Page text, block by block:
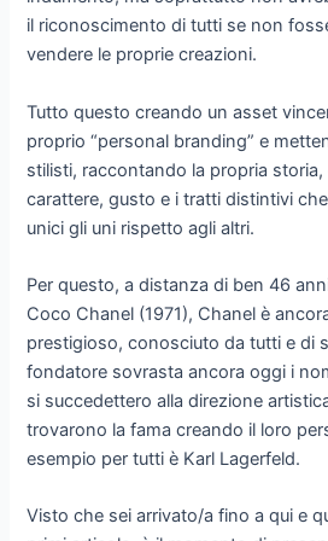
il riconoscimento di tutti se non
vendere le proprie creazioni.
Tutto questo creando un asset
proprio “personal branding” e
stilisti, raccontando la propria
carattere, gusto e i tratti distintivi
unici gli uni rispetto agli altri.
Per questo, a distanza di ben 46
Coco Chanel (1971), Chanel è
prestigioso, conosciuto da tutti e di
fondatore sovrasta ancora oggi i
si succedettero alla direzione
trovarono la fama creando il loro
esempio per tutti è Karl Lagerfeld.
Visto che sei arrivato/a fino a qui e